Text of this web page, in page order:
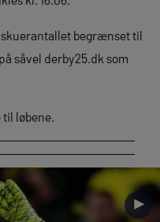
begrænset til
såvel derby25.dk som
til løbene.
►